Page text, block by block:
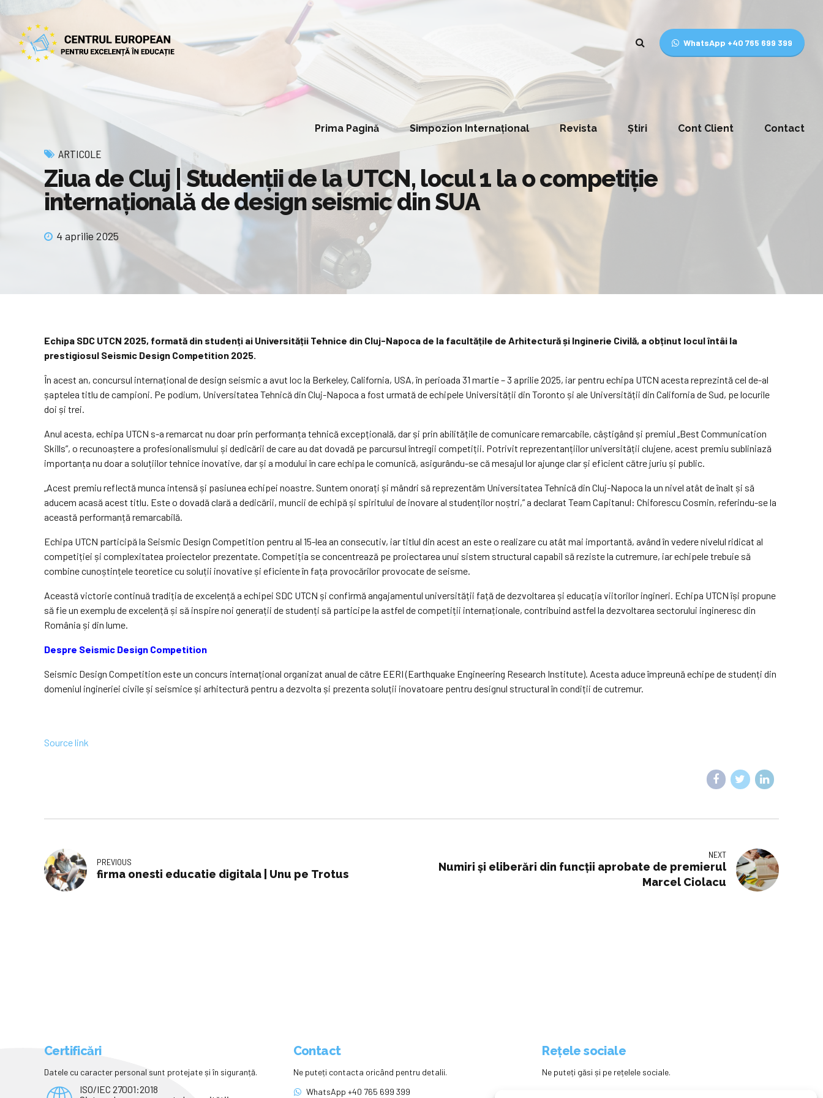
WhatsApp +40 765 699 399
Prima Pagină Simpozion Internațional Revista Știri Cont Client Contact
ARTICOLE
Ziua de Cluj | Studenții de la UTCN, locul 1 la o competiție
internațională de design seismic din SUA
4 aprilie 2025
Echipa SDC UTCN 2025, formată din studenți ai Universității Tehnice din Cluj-Napoca de la facultățile de Arhitectură și Inginerie Civilă, a obținut locul întâi la
prestigiosul Seismic Design Competition 2025.
În acest an, concursul internațional de design seismic a avut loc la Berkeley, California, USA, în perioada 31 martie – 3 aprilie 2025, iar pentru echipa UTCN acesta reprezintă cel de-al
șaptelea titlu de campioni. Pe podium, Universitatea Tehnică din Cluj-Napoca a fost urmată de echipele Universității din Toronto și ale Universității din California de Sud, pe locurile
doi și trei.
Anul acesta, echipa UTCN s-a remarcat nu doar prin performanța tehnică excepțională, dar și prin abilitățile de comunicare remarcabile, câștigând și premiul „Best Communication
Skills”, o recunoaștere a profesionalismului și dedicării de care au dat dovadă pe parcursul întregii competiții. Potrivit reprezentanțiilor universității clujene, acest premiu subliniază
importanța nu doar a soluțiilor tehnice inovative, dar și a modului în care echipa le comunică, asigurându-se că mesajul lor ajunge clar și eficient către juriu și public.
„Acest premiu reflectă munca intensă și pasiunea echipei noastre. Suntem onorați și mândri să reprezentăm Universitatea Tehnică din Cluj-Napoca la un nivel atât de înalt și să
aducem acasă acest titlu. Este o dovadă clară a dedicării, muncii de echipă și spiritului de inovare al studenților noștri,” a declarat Team Capitanul: Chiforescu Cosmin, referindu-se la
această performanță remarcabilă.
Echipa UTCN participă la Seismic Design Competition pentru al 15-lea an consecutiv, iar titlul din acest an este o realizare cu atât mai importantă, având în vedere nivelul ridicat al
competiției și complexitatea proiectelor prezentate. Competiția se concentrează pe proiectarea unui sistem structural capabil să reziste la cutremure, iar echipele trebuie să
combine cunoștințele teoretice cu soluții inovative și eficiente în fața provocărilor provocate de seisme.
Această victorie continuă tradiția de excelență a echipei SDC UTCN și confirmă angajamentul universității față de dezvoltarea și educația viitorilor ingineri. Echipa UTCN își propune
să fie un exemplu de excelență și să inspire noi generații de studenți să participe la astfel de competiții internaționale, contribuind astfel la dezvoltarea sectorului ingineresc din
România și din lume.
Despre Seismic Design Competition
Seismic Design Competition este un concurs internațional organizat anual de către EERI (Earthquake Engineering Research Institute). Acesta aduce împreună echipe de studenți din
domeniul ingineriei civile și seismice și arhitectură pentru a dezvolta și prezenta soluții inovatoare pentru designul structural în condiții de cutremur.
Source link
PREVIOUS
firma onesti educatie digitala | Unu pe Trotus
NEXT
Numiri și eliberări din funcții aprobate de premierul
Marcel Ciolacu
Certificări
Datele cu caracter personal sunt protejate și în siguranță.
ISO/IEC 27001:2018
Contact
Ne puteți contacta oricând pentru detalii.
WhatsApp +40 765 699 399
Rețele sociale
Ne puteți găsi și pe rețelele sociale.